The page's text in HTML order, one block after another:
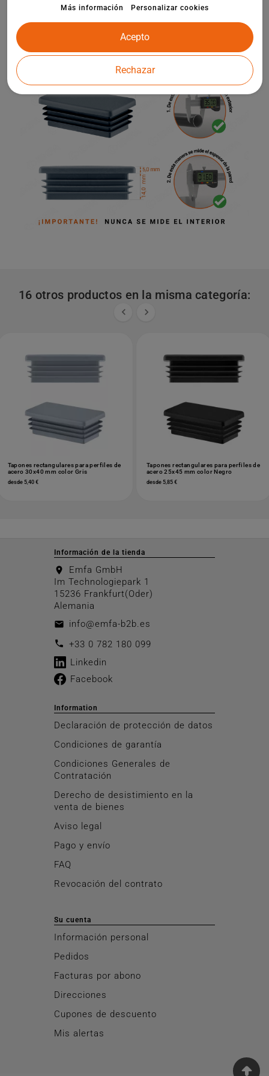
infantiles y otros elementos de la arquitectura de jardines.
16 otros productos en la misma categoría:
 
Tapones rectangulares para perfiles de
acero 30x40 mm color Gris
desde 5,40 €
Tapones rectangulares para perfiles de
acero 25x45 mm color Negro
desde 5,85 €
Más información Personalizar cookies
Rechazar
Acepto
Información de la tienda
location_on
Emfa GmbH
Im Technologiepark 1
15236 Frankfurt(Oder)
Alemania
email info@emfa-b2b.es
call +33 0 782 180 099
Linkedin
Facebook
Information
Declaración de protección de datos
Condiciones de garantía
Condiciones Generales de
Contratación
Derecho de desistimiento en la
venta de bienes
Aviso legal
Pago y envío
FAQ
Revocación del contrato
Su cuenta
Información personal
Pedidos
Facturas por abono
Direcciones
Cupones de descuento
Mis alertas